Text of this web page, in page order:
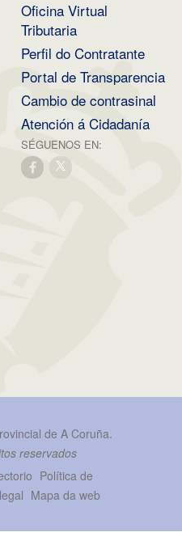
Oficina Virtual
Tributaria
Perfil do Contratante
Portal de Transparencia
Cambio de contrasinal
Atención á Cidadanía
SÉGUENOS EN:
de A Coruña.
reservados
Política de
Mapa da web